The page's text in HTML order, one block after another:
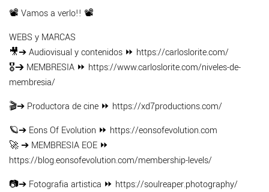
📽 Vamos a verlo!! 📽
WEBS y MARCAS
🎥➔ Audiovisual y contenidos ⏩ https://carloslorite.com/
🎖➔ MEMBRESIA ⏩ https://www.carloslorite.com/niveles-de-
membresia/
🎬➔ Productora de cine ⏩ https://xd7productions.com/
🪐➔ Eons Of Evolution ⏩ https://eonsofevolution.com
🚀 ➔ MEMBRESIA EOE ⏩
https://blog.eonsofevolution.com/membership-levels/
📷➔ Fotografia artistica ⏩ https://soulreaper.photography/